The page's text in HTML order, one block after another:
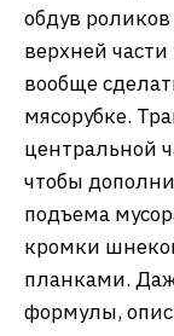
обдув
верхней
вообще
мясорубке.
центральной
чтобы
подъема
кромки
планками.
формулы,